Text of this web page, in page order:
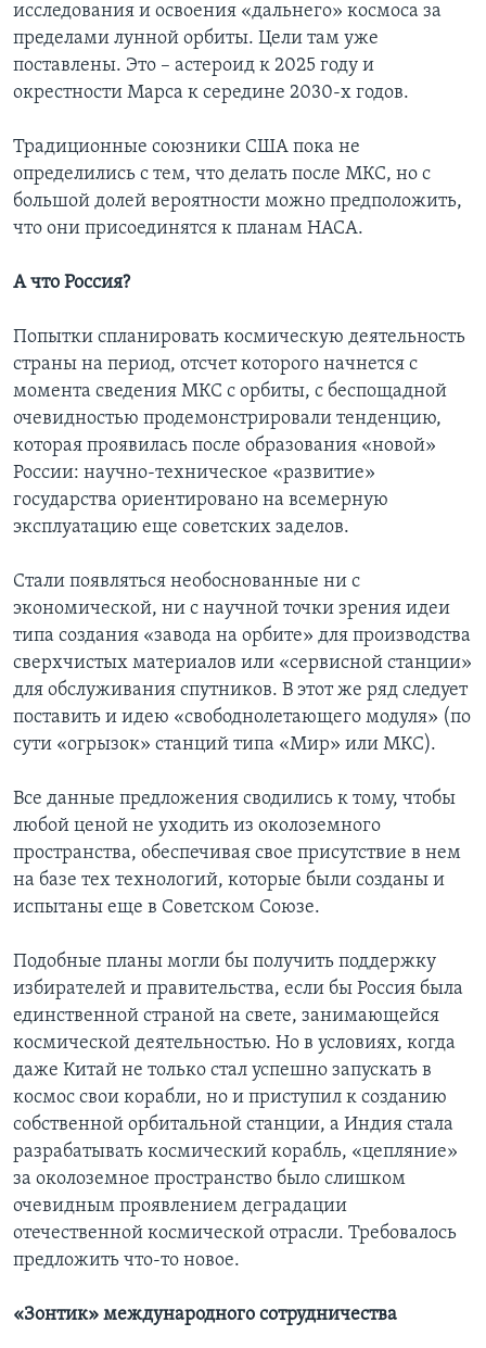
исследования и освоения «дальнего» космоса за
пределами лунной орбиты. Цели там уже
поставлены. Это – астероид к 2025 году и
окрестности Марса к середине 2030-х годов.
Традиционные союзники США пока не
определились с тем, что делать после МКС, но с
большой долей вероятности можно предположить,
что они присоединятся к планам НАСА.
А что Россия?
Попытки спланировать космическую деятельность
страны на период, отсчет которого начнется с
момента сведения МКС с орбиты, с беспощадной
очевидностью продемонстрировали тенденцию,
которая проявилась после образования «новой»
России: научно-техническое «развитие»
государства ориентировано на всемерную
эксплуатацию еще советских заделов.
Стали появляться необоснованные ни с
экономической, ни с научной точки зрения идеи
типа создания «завода на орбите» для производства
сверхчистых материалов или «сервисной станции»
для обслуживания спутников. В этот же ряд следует
поставить и идею «свободнолетающего модуля» (по
сути «огрызок» станций типа «Мир» или МКС).
Все данные предложения сводились к тому, чтобы
любой ценой не уходить из околоземного
пространства, обеспечивая свое присутствие в нем
на базе тех технологий, которые были созданы и
испытаны еще в Советском Союзе.
Подобные планы могли бы получить поддержку
избирателей и правительства, если бы Россия была
единственной страной на свете, занимающейся
космической деятельностью. Но в условиях, когда
даже Китай не только стал успешно запускать в
космос свои корабли, но и приступил к созданию
собственной орбитальной станции, а Индия стала
разрабатывать космический корабль, «цепляние»
за околоземное пространство было слишком
очевидным проявлением деградации
отечественной космической отрасли. Требовалось
предложить что-то новое.
«Зонтик» международного сотрудничества